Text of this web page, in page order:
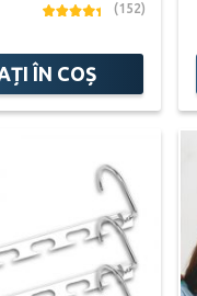
(152)
ÎN COȘ